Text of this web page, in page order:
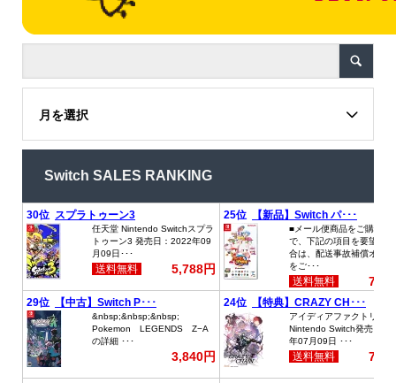
月を選択
Switch SALES RANKING